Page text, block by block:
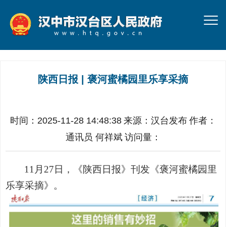
陕西日报 | 褒河蜜橘园里乐享采摘
时间：2025-11-28 14:48:38 来源： 汉台发布 作者：
通讯员 何祥斌 访问量：
11月27日， 《陕西日报》刊发 《褒河蜜橘园里
乐享采摘》。